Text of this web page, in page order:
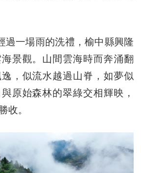
一場雨的洗禮，榆中縣興隆
景觀。山間雲海時而奔涌翻
，似流水越過山脊，如夢似
原始森林的翠綠交相輝映，
收。